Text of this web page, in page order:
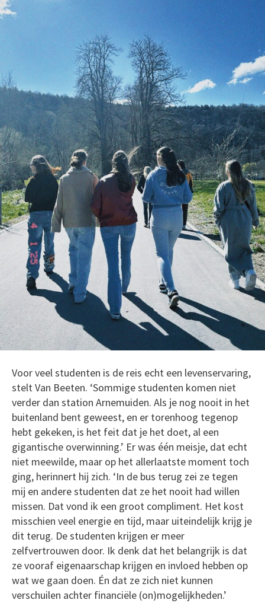
Voor veel studenten is de reis echt een levenservaring,
stelt Van Beeten. ‘Sommige studenten komen niet
verder dan station Arnemuiden. Als je nog nooit in het
buitenland bent geweest, en er torenhoog tegenop
hebt gekeken, is het feit dat je het doet, al een
gigantische overwinning.’ Er was één meisje, dat echt
niet meewilde, maar op het allerlaatste moment toch
ging, herinnert hij zich. ‘In de bus terug zei ze tegen
mij en andere studenten dat ze het nooit had willen
missen. Dat vond ik een groot compliment. Het kost
misschien veel energie en tijd, maar uiteindelijk krijg je
dit terug. De studenten krijgen er meer
zelfvertrouwen door. Ik denk dat het belangrijk is dat
ze vooraf eigenaarschap krijgen en invloed hebben op
wat we gaan doen. Én dat ze zich niet kunnen
verschuilen achter financiële (on)mogelijkheden.’